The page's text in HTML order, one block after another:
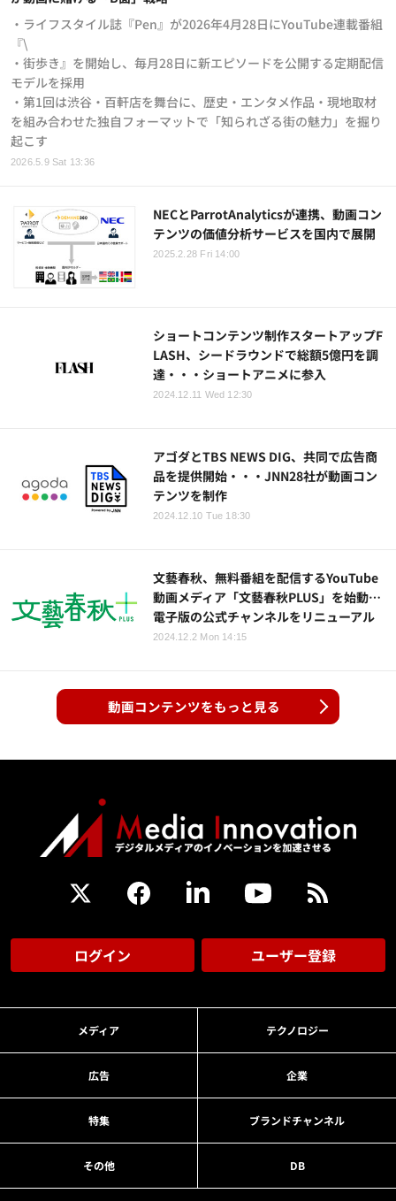
2026.5.9 Sat 13:36
・ライフスタイル誌『Pen』が2026年4月28日にYouTube連載番組
『\
・街歩き』を開始し、毎月28日に新エピソードを公開する定期配信
モデルを採用
・第1回は渋谷・百軒店を舞台に、歴史・エンタメ作品・現地取材
を組み合わせた独自フォーマットで「知られざる街の魅力」を掘り
起こす
NECとParrotAnalyticsが連携、動画コン
テンツの価値分析サービスを国内で展開
2025.2.28 Fri 14:00
ショートコンテンツ制作スタートアップF
LASH、シードラウンドで総額5億円を調
達・・・ショートアニメに参入
2024.12.11 Wed 12:30
アゴダとTBS NEWS DIG、共同で広告商
品を提供開始・・・JNN28社が動画コン
テンツを制作
2024.12.10 Tue 18:30
文藝春秋、無料番組を配信するYouTube
動画メディア「文藝春秋PLUS」を始動…
電子版の公式チャンネルをリニューアル
2024.12.2 Mon 14:15
動画コンテンツをもっと見る
ログイン ユーザー登録
メディア テクノロジー
広告 企業
特集 ブランドチャンネル
その他 DB